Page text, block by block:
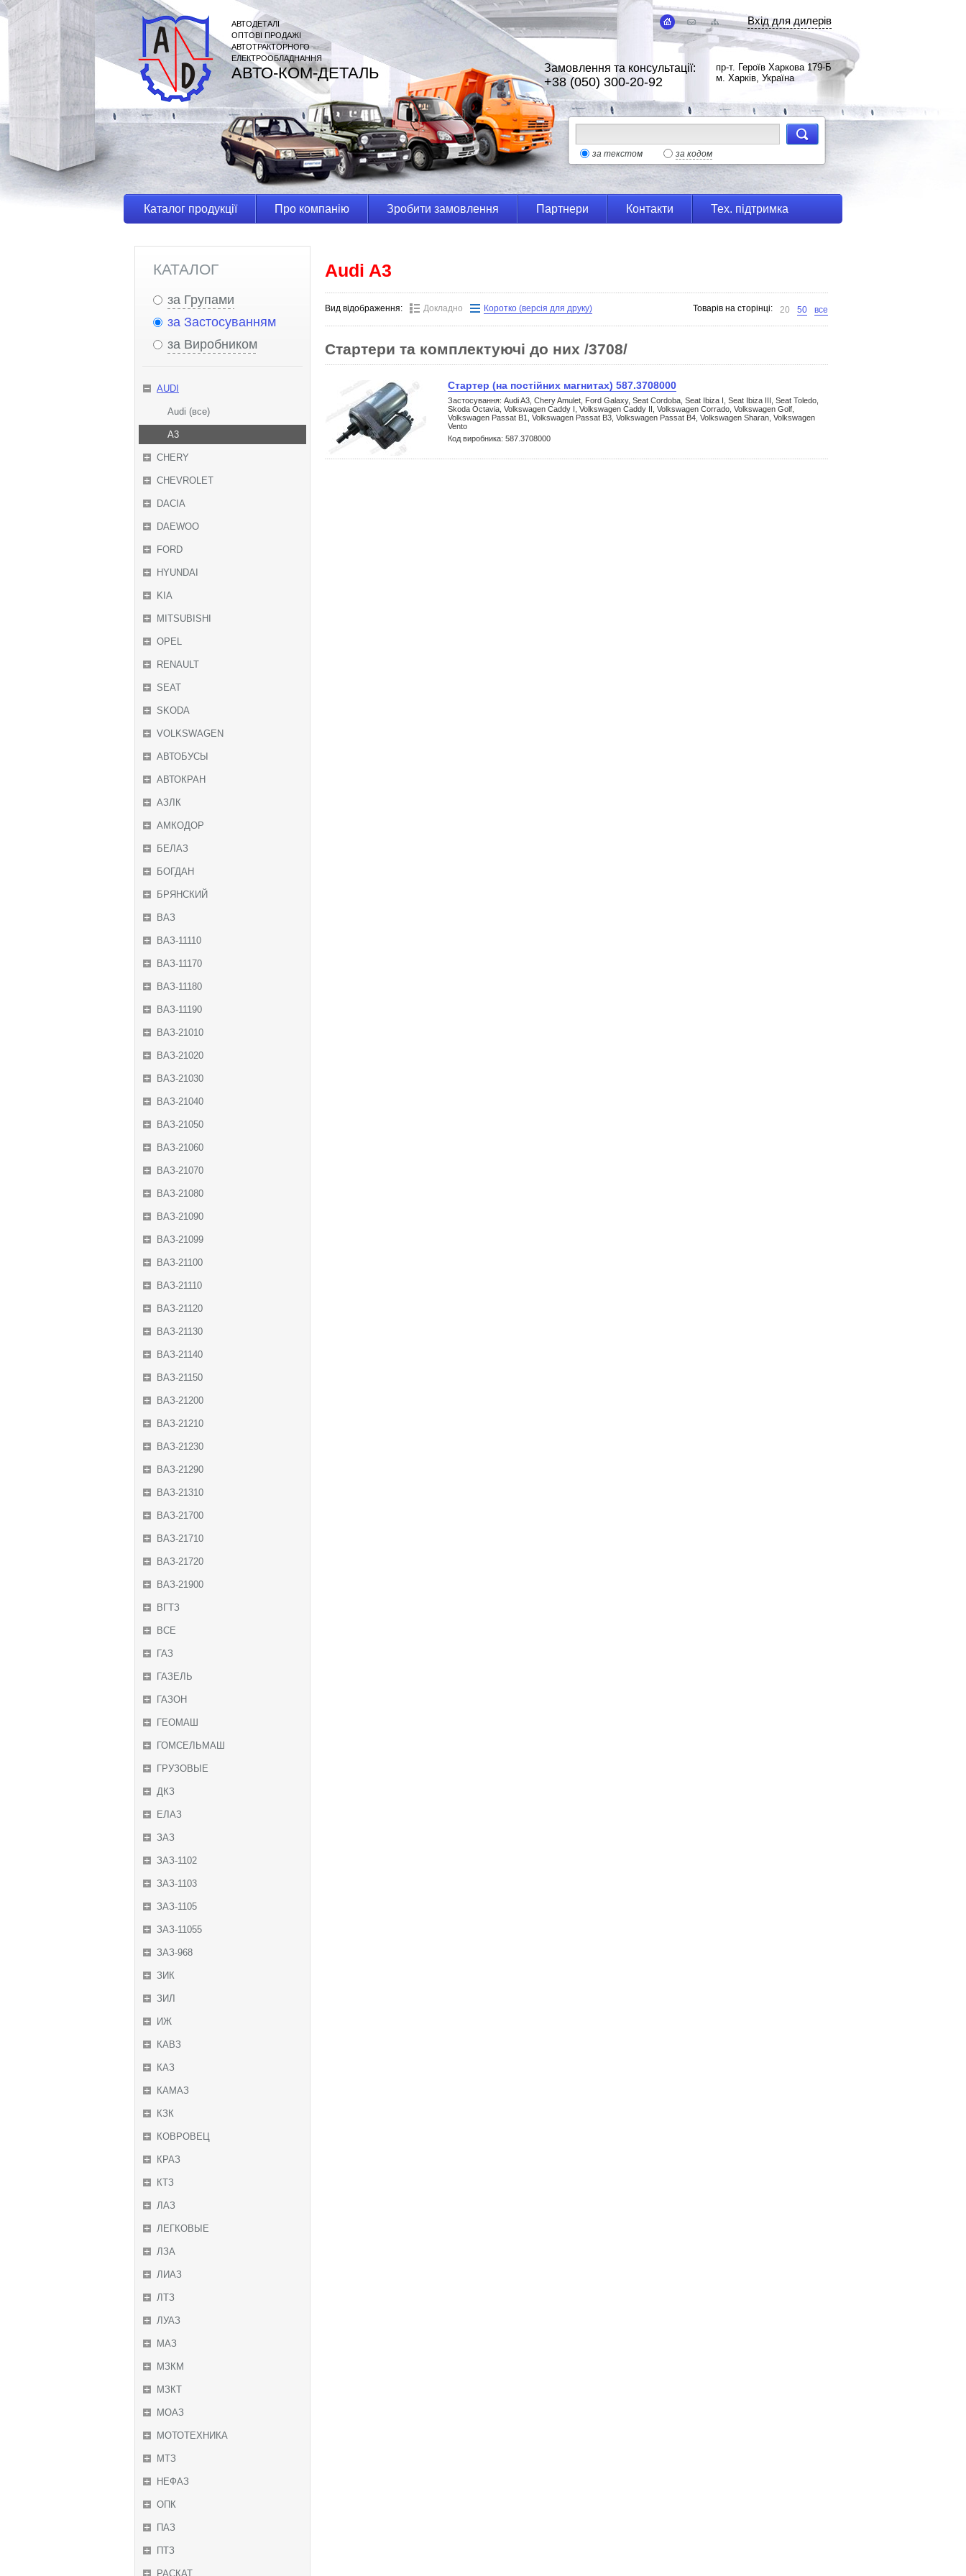
АВТОДЕТАЛІ
ОПТОВІ ПРОДАЖІ
АВТОТРАКТОРНОГО
ЕЛЕКТРООБЛАДНАННЯ
АВТО-КОМ-ДЕТАЛЬ
Вхід для дилерів
Замовлення та консультації:
+38 (050) 300-20-92
пр-т. Героїв Харкова 179-Б
м. Харків, Україна
за текстом за кодом
Каталог продукції Про компанію Зробити замовлення Партнери Контакти Тех. підтримка
КАТАЛОГ
за Групами
за Застосуванням
за Виробником
AUDI
Audi (все)
A3
CHERY
CHEVROLET
DACIA
DAEWOO
FORD
HYUNDAI
KIA
MITSUBISHI
OPEL
RENAULT
SEAT
SKODA
VOLKSWAGEN
АВТОБУСЫ
АВТОКРАН
АЗЛК
АМКОДОР
БЕЛАЗ
БОГДАН
БРЯНСКИЙ
ВАЗ
ВАЗ-11110
ВАЗ-11170
ВАЗ-11180
ВАЗ-11190
ВАЗ-21010
ВАЗ-21020
ВАЗ-21030
ВАЗ-21040
ВАЗ-21050
ВАЗ-21060
ВАЗ-21070
ВАЗ-21080
ВАЗ-21090
ВАЗ-21099
ВАЗ-21100
ВАЗ-21110
ВАЗ-21120
ВАЗ-21130
ВАЗ-21140
ВАЗ-21150
ВАЗ-21200
ВАЗ-21210
ВАЗ-21230
ВАЗ-21290
ВАЗ-21310
ВАЗ-21700
ВАЗ-21710
ВАЗ-21720
ВАЗ-21900
ВГТЗ
ВСЕ
ГАЗ
ГАЗЕЛЬ
ГАЗОН
ГЕОМАШ
ГОМСЕЛЬМАШ
ГРУЗОВЫЕ
ДКЗ
ЕЛАЗ
ЗАЗ
ЗАЗ-1102
ЗАЗ-1103
ЗАЗ-1105
ЗАЗ-11055
ЗАЗ-968
ЗИК
ЗИЛ
ИЖ
КАВЗ
КАЗ
КАМАЗ
КЗК
КОВРОВЕЦ
КРАЗ
КТЗ
ЛАЗ
ЛЕГКОВЫЕ
ЛЗА
ЛИАЗ
ЛТЗ
ЛУАЗ
МАЗ
МЗКМ
МЗКТ
МОАЗ
МОТОТЕХНИКА
МТЗ
НЕФАЗ
ОПК
ПАЗ
ПТЗ
РАСКАТ
Audi A3
Вид відображення: Докладно Коротко (версія для друку) Товарів на сторінці: 20 50 все
Стартери та комплектуючі до них /3708/
Стартер (на постійних магнитах) 587.3708000
Застосування: Audi A3, Chery Amulet, Ford Galaxy, Seat Cordoba, Seat Ibiza I, Seat Ibiza III, Seat Toledo,
Skoda Octavia, Volkswagen Caddy I, Volkswagen Caddy II, Volkswagen Corrado, Volkswagen Golf,
Volkswagen Passat B1, Volkswagen Passat B3, Volkswagen Passat B4, Volkswagen Sharan, Volkswagen
Vento
Код виробника: 587.3708000